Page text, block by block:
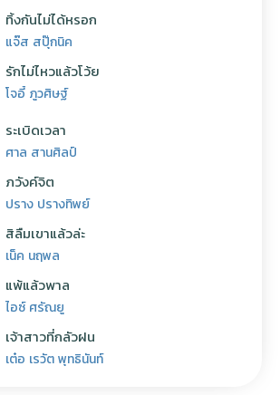
ทิ้งกันไม่ได้หรอก
แจ๊ส สปุ๊กนิค
รักไม่ไหวแล้วโว้ย
โจอี้ ภูวศิษฐ์
ระเบิดเวลา
ศาล สานศิลป์
ภวังค์จิต
ปราง ปรางทิพย์
สิลืมเขาแล้วล่ะ
เน็ค นฤพล
แพ้แล้วพาล
ไอซ์ ศรัณยู
เจ้าสาวที่กลัวฝน
เต๋อ เรวัต พุทธินันท์